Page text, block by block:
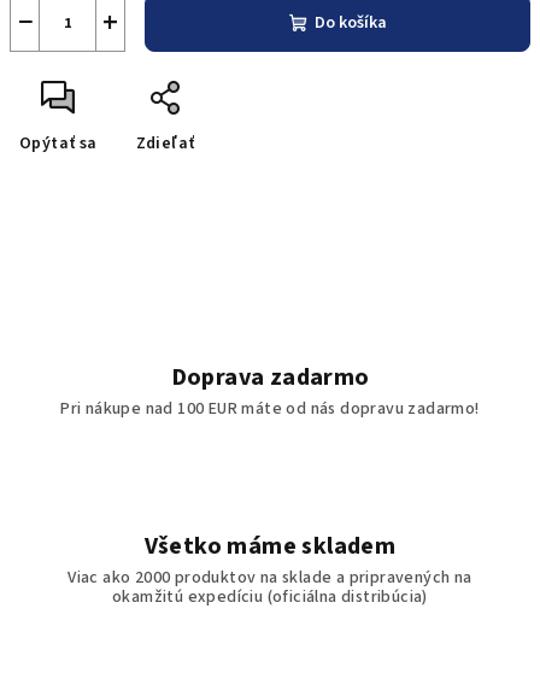
+
− Do košíka
Opýtať sa Zdieľať
Doprava zadarmo
Pri nákupe nad 100 EUR máte od nás dopravu zadarmo!
Všetko máme skladem
Viac ako 2000 produktov na sklade a pripravených na
okamžitú expedíciu (oficiálna distribúcia)